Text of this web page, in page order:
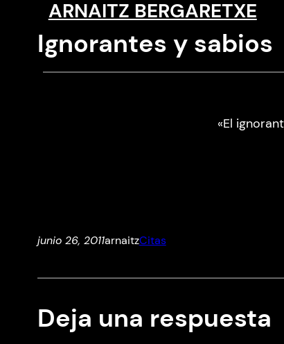
contenido
ARNAITZ BERGARETXE
Ignorantes y sabios
«El
junio 26, 2011arnaitzCitas
Deja una respuesta